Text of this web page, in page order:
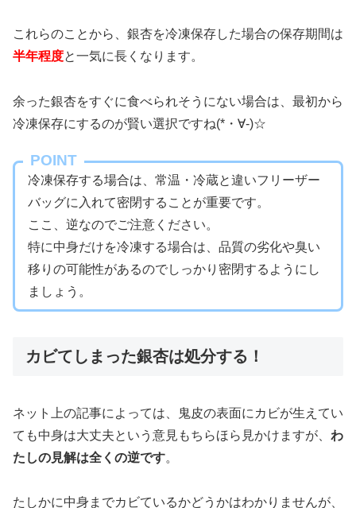
これらのことから、銀杏を冷凍保存した場合の保存期間は
半年程度と一気に長くなります。
余った銀杏をすぐに食べられそうにない場合は、最初から
冷凍保存にするのが賢い選択ですね(*・∀-)☆
POINT
冷凍保存する場合は、常温・冷蔵と違いフリーザー
バッグに入れて密閉することが重要です。
ここ、逆なのでご注意ください。
特に中身だけを冷凍する場合は、品質の劣化や臭い
移りの可能性があるのでしっかり密閉するようにし
ましょう。
カビてしまった銀杏は処分する！
ネット上の記事によっては、鬼皮の表面にカビが生えてい
ても中身は大丈夫という意見もちらほら見かけますが、 わ
たしの見解は全くの逆です。
たしかに中身までカビているかどうかはわかりませんが、